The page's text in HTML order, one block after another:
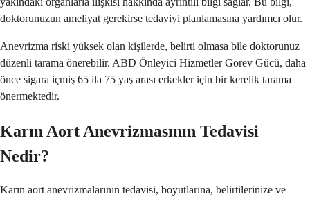
doktorunuzun ameliyat gerekirse tedaviyi planlamasına yardımcı olur.
Anevrizma riski yüksek olan kişilerde, belirti olmasa bile doktorunuz
düzenli tarama önerebilir. ABD Önleyici Hizmetler Görev Gücü, daha
önce sigara içmiş 65 ila 75 yaş arası erkekler için bir kerelik tarama
önermektedir.
Karın Aort Anevrizmasının Tedavisi
Nedir?
Karın aort anevrizmalarının tedavisi, boyutlarına, belirtilerinize ve